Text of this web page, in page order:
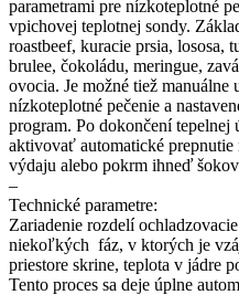
parametrami pre nízkoteplotné
vpichovej teplotnej sondy.
roastbeef, kuracie prsia, lososa,
brulee, čokoládu, meringue,
ovocia. Je možné tiež
nízkoteplotné pečenie a
program. Po dokončení tepelnej
aktivovať automatické
výdaju alebo pokrm ihneď
–
Technické parametre:
Zariadenie rozdelí
niekoľkých fáz, v ktorých je
priestore skrine, teplota v jádre
Tento proces sa deje úplne